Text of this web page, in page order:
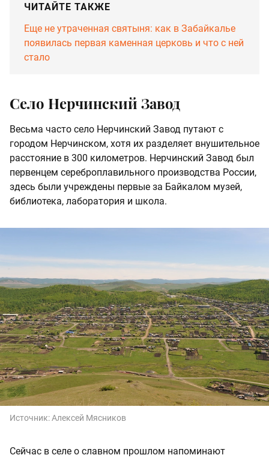
ЧИТАЙТЕ ТАКЖЕ
Еще не утраченная святыня: как в Забайкалье
появилась первая каменная церковь и что с ней
стало
Село Нерчинский Завод
Весьма часто село Нерчинский Завод путают с
городом Нерчинском, хотя их разделяет внушительное
расстояние в 300 километров. Нерчинский Завод был
первенцем сереброплавильного производства России,
здесь были учреждены первые за Байкалом музей,
библиотека, лаборатория и школа.
Источник:Алексей Мясников
Сейчас в селе о славном прошлом напоминают